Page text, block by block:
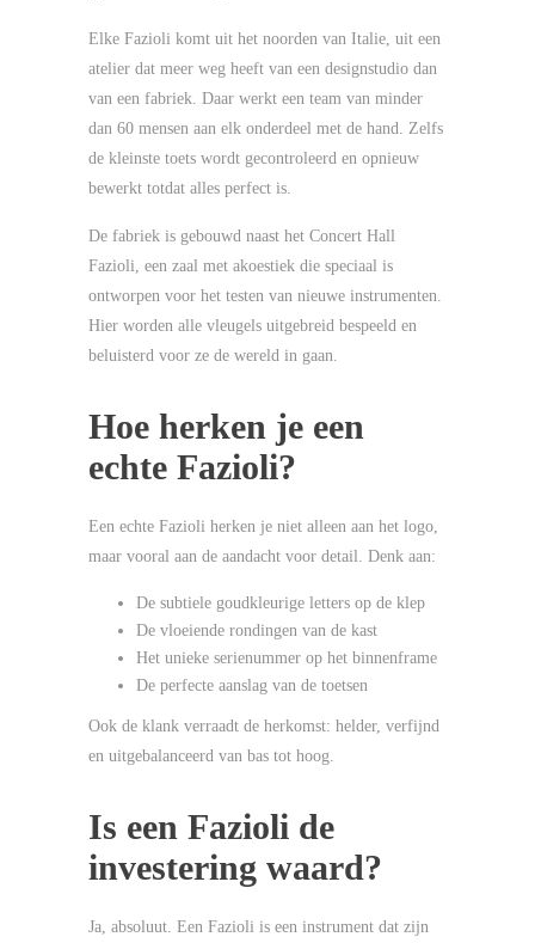
Elke Fazioli komt uit het noorden van Italie, uit een
atelier dat meer weg heeft van een designstudio dan
van een fabriek. Daar werkt een team van minder
dan 60 mensen aan elk onderdeel met de hand. Zelfs
de kleinste toets wordt gecontroleerd en opnieuw
bewerkt totdat alles perfect is.
De fabriek is gebouwd naast het Concert Hall
Fazioli, een zaal met akoestiek die speciaal is
ontworpen voor het testen van nieuwe instrumenten.
Hier worden alle vleugels uitgebreid bespeeld en
beluisterd voor ze de wereld in gaan.
Hoe herken je een
echte Fazioli?
Een echte Fazioli herken je niet alleen aan het logo,
maar vooral aan de aandacht voor detail. Denk aan:
De subtiele goudkleurige letters op de klep
De vloeiende rondingen van de kast
Het unieke serienummer op het binnenframe
De perfecte aanslag van de toetsen
Ook de klank verraadt de herkomst: helder, verfijnd
en uitgebalanceerd van bas tot hoog.
Is een Fazioli de
investering waard?
Ja, absoluut. Een Fazioli is een instrument dat zijn